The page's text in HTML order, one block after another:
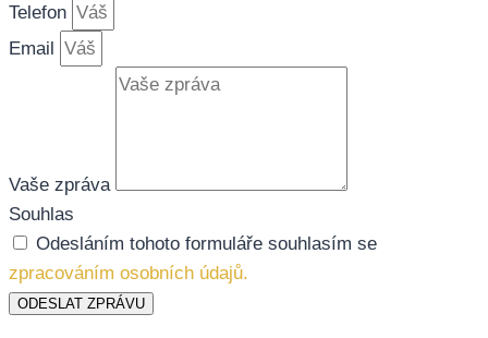
Telefon
Email
Vaše zpráva
Souhlas
Odesláním tohoto formuláře souhlasím se
zpracováním osobních údajů.
ODESLAT ZPRÁVU